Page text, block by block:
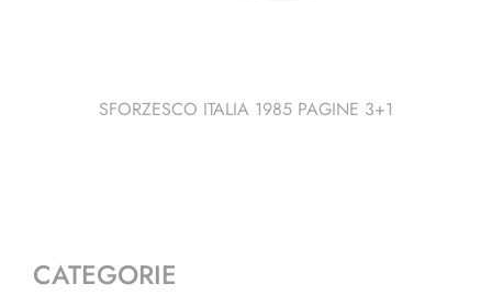
SFORZESCO ITALIA 1985 PAGINE 3+1
CATEGORIE